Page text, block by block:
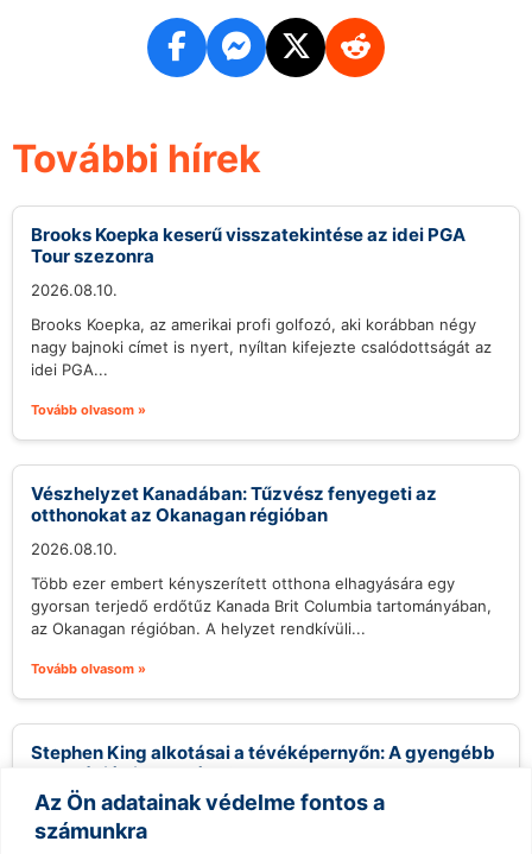
Az Ön adatainak védelme fontos a
számunkra
További hírek
Brooks Koepka keserű visszatekintése az idei PGA
Tour szezonra
2026.08.10.
Brooks Koepka, az amerikai profi golfozó, aki korábban négy
nagy bajnoki címet is nyert, nyíltan kifejezte csalódottságát az
idei PGA...
Tovább olvasom »
Vészhelyzet Kanadában: Tűzvész fenyegeti az
otthonokat az Okanagan régióban
2026.08.10.
Több ezer embert kényszerített otthona elhagyására egy
gyorsan terjedő erdőtűz Kanada Brit Columbia tartományában,
az Okanagan régióban. A helyzet rendkívüli...
Tovább olvasom »
Stephen King alkotásai a tévéképernyőn: A gyengébb
adaptációk is vonzóak?
2026.08.10.
Stephen King, a horror és thriller műfajának királya, több mint